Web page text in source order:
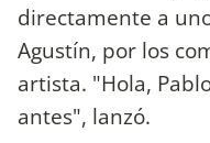
directamente a
Agustín, por los
artista. "Hola,
antes", lanzó.